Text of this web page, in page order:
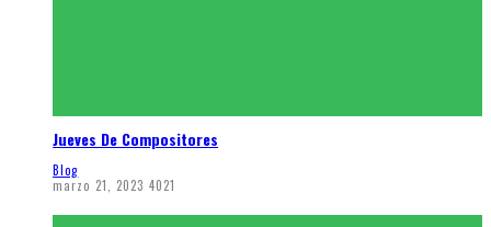
Jueves De Compositores
Blog
marzo 21, 2023 4021